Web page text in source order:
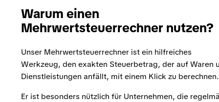
Warum einen
Mehrwertsteuerrechner nutzen?
Unser Mehrwertsteuerrechner ist ein hilfreiches
Werkzeug, den exakten Steuerbetrag, der auf Waren
Dienstleistungen anfällt, mit einem Klick zu berechnen.
Er ist besonders nützlich für Unternehmen, die